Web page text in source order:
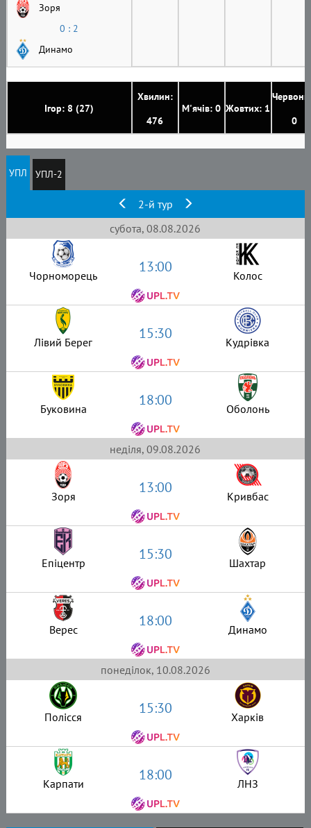
Ігор: 8 (27)
Хвилин:
476
М'ячів: 0 Жовтих: 1
0
Зоря
0 : 2
Динамо
УПЛ УПЛ-2
2-й тур
субота, 08.08.2026
Чорноморець 13:00 Колос
Лівий Берег 15:30 Кудрівка
Буковина 18:00 Оболонь
неділя, 09.08.2026
Зоря 13:00 Кривбас
Епіцентр 15:30 Шахтар
Верес 18:00 Динамо
понеділок, 10.08.2026
Полісся 15:30 Харків
Карпати 18:00 ЛНЗ